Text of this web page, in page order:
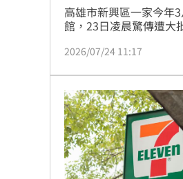
台鐵帽混中國
又見三颱共存
林安可7月手感
ATEEZ藍毯突跳
蔡壁如跨黨挺藍
高雄市新興區一家今年
館，23日凌晨驚傳遭大
帶頭的44歲李姓男子甚
服，隨即將李男等23名
扣4把開山刀，訊後依
例》、妨害秩序及毀損
聲請羈押。
2026/07/24 11:17